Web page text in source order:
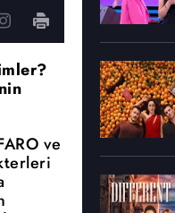
ve